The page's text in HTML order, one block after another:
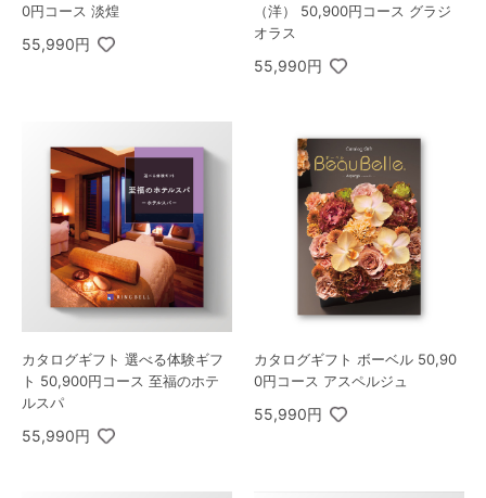
0円コース 淡煌
55,990円
（洋） 50,900円コース グラジ
オラス
55,990円
カタログギフト 選べる体験ギフ
ト 50,900円コース 至福のホテ
ルスパ
55,990円
カタログギフト ボーベル 50,90
0円コース アスペルジュ
55,990円